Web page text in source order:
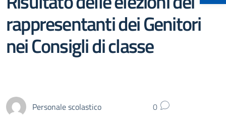
rappresentanti dei Genitori
nei Consigli di classe
Personale scolastico 0